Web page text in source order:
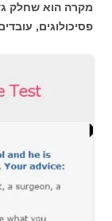
מקרה הוא שחלק
פסיכולוגים,